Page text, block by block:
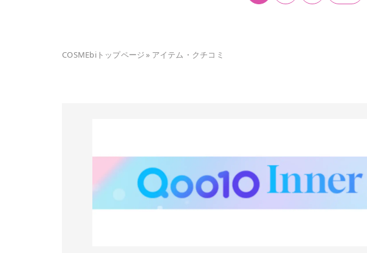
COSMEbiトップページ» アイテム・クチコミ